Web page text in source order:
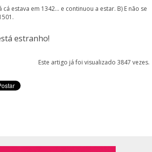
cá estava em 1342... e continuou a estar. B) E não se
estranho!
Este artigo já foi visualizado 3847 vezes.